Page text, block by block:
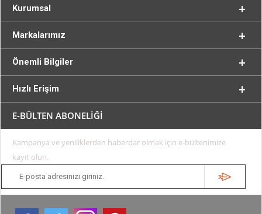
Kurumsal
Markalarımız
Önemli Bilgiler
Hızlı Erişim
E-BÜLTEN ABONELİĞİ
Kampanya ve yeniliklerden haberdar olmak için e-bültenimize
kayıt olun.